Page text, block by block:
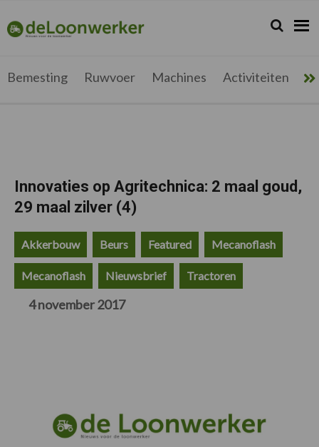
de
hoofdnavigatie
de
hoofd
de
eerste
de
voettekst
deloonwerker.be Zoeken...
Zoek
Bemesting Ruwvoer Machines Activiteiten
Innovaties op Agritechnica: 2 maal goud,
29 maal zilver (4)
Akkerbouw Beurs Featured Mecanoflash
Mecanoflash Nieuwsbrief Tractoren
4 november 2017